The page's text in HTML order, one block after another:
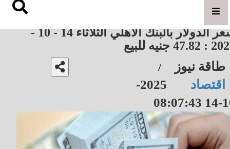
سعر الدولار بالبنك الأهلي الثلاثاء 14 - 10 -
جنيه للبيع
طاقة نيوز /
اقتصاد
2025-
10-14